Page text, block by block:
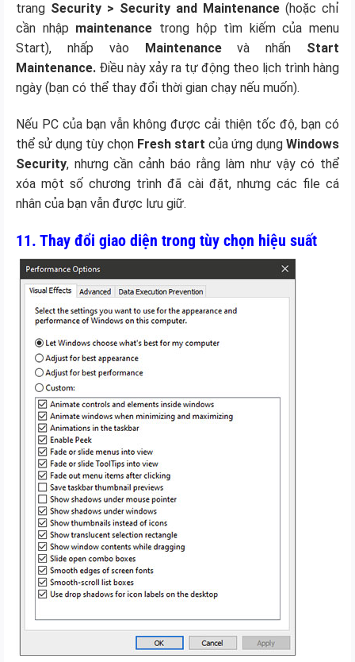
trang Security > Security and Maintenance (hoặc chỉ
cần nhập maintenance trong hộp tìm kiếm của menu
Start), nhấp vào
Maintenancevà nhấn Start
Maintenance. Điều này xảy ra tự động theo lịch trình hàng
ngày (bạn có thể thay đổi thời gian chạy nếu muốn).
Nếu PC của bạn vẫn không được cải thiện tốc độ, bạn có
thể sử dụng tùy chọn Fresh start của ứng dụng Windows
Security, nhưng cần cảnh báo rằng làm như vậy có thể
xóa một số chương trình đã cài đặt, nhưng các file cá
nhân của bạn vẫn được lưu giữ.
11. Thay đổi giao diện trong tùy chọn hiệu suất